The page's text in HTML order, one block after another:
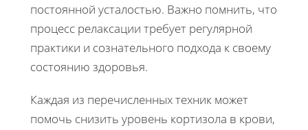
постоянной усталостью. Важно помнить, что
процесс релаксации требует регулярной
практики и сознательного подхода к своему
состоянию здоровья.
Каждая из перечисленных техник может
помочь снизить уровень кортизола в крови,